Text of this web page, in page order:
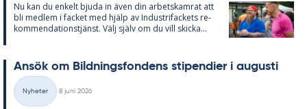
Nu kan du en­kelt bju­da in även din ar­bets­kam­rat att
bli med­lem i fac­ket med hjälp av In­du­stri­fac­kets re­
kom­men­da­tions­tjänst. Välj själv om du vill skic­ka...
An­sök om Bild­nings­fon­dens sti­pen­di­er i au­gusti
Kategorier
Nyheter
8 juni 2026